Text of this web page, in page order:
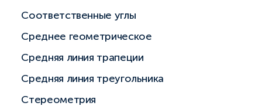
Соответственные углы
Среднее геометрическое
Средняя линия трапеции
Средняя линия треугольника
Стереометрия